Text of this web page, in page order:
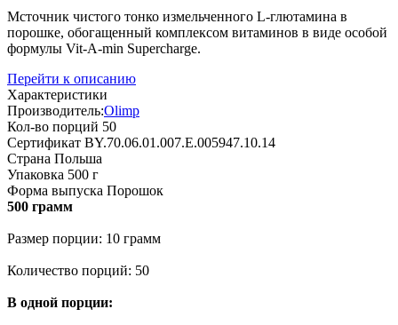
Мсточник чистого тонко измельченного L-глютамина в
порошке, обогащенный комплексом витаминов в виде особой
формулы Vit-A-min Supercharge.
Перейти к описанию
Характеристики
Производитель:Olimp
Кол-во порций 50
Сертификат BY.70.06.01.007.E.005947.10.14
Страна Польша
Упаковка 500 г
Форма выпуска Порошок
500 грамм
Размер порции: 10 грамм
Количество порций: 50
В одной порции: